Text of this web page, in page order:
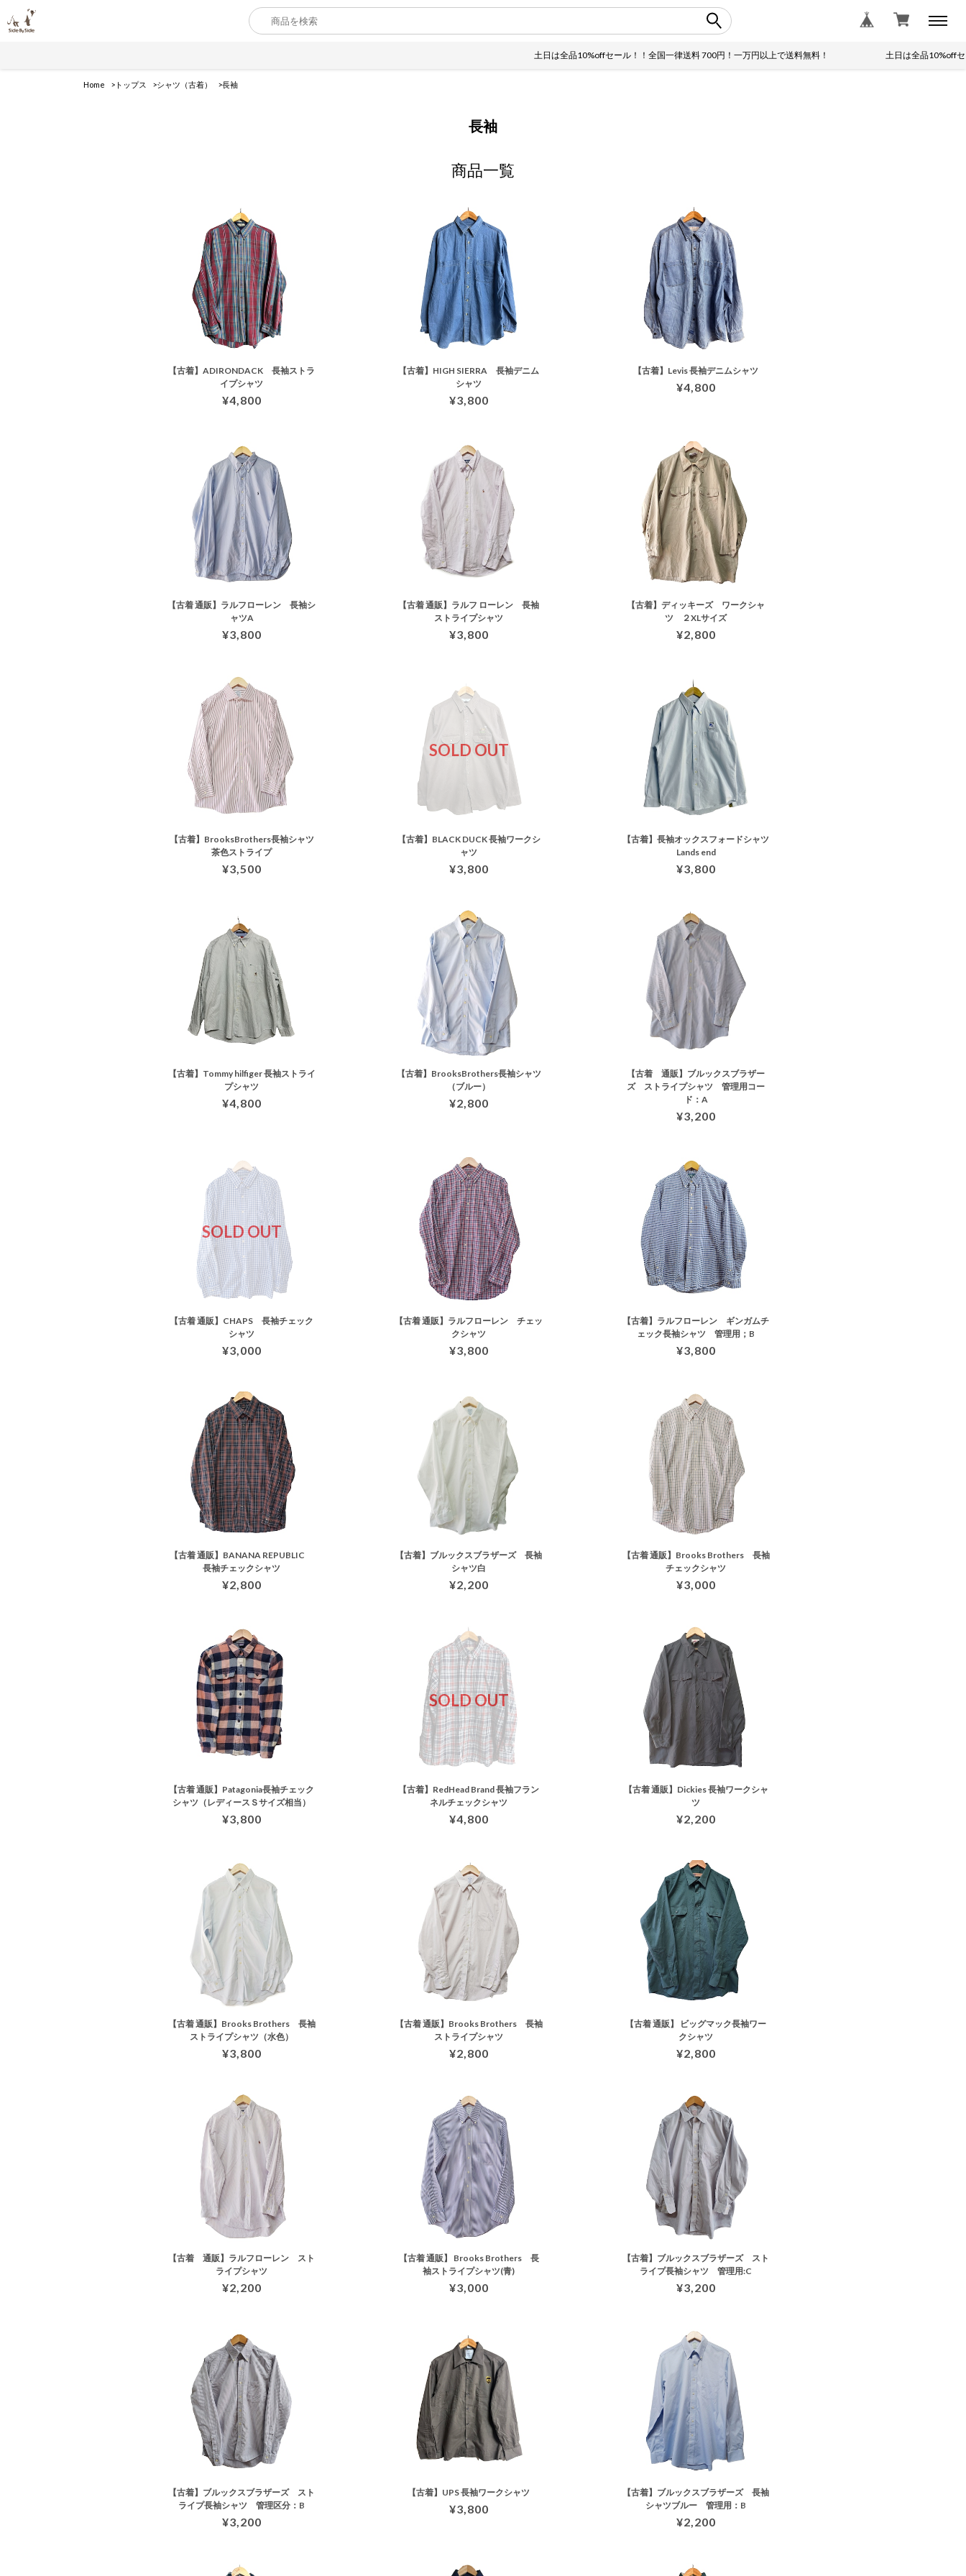
土日は全品10%offセール！！全国一律送料 700円！一万円以上で送料無料！ 土日は全品10%offセール！！
Home トップス シャツ（古着） 長袖
長袖
商品一覧
【古着】ADIRONDACK 長袖ストラ
イプシャツ
¥4,800
【古着】HIGH SIERRA 長袖デニム
シャツ
¥3,800
【古着】Levis 長袖デニムシャツ
¥4,800
【古着 通販】ラルフローレン 長袖シ
ャツA
¥3,800
【古着 通販】ラルフ ローレン 長袖
ストライプシャツ
¥3,800
【古着】ディッキーズ ワークシャ
ツ ２XLサイズ
¥2,800
【古着】BrooksBrothers長袖シャツ
茶色ストライプ
¥3,500
SOLD OUT
【古着】BLACK DUCK 長袖ワークシ
ャツ
¥3,800
【古着】長袖オックスフォードシャツ
Lands end
¥3,800
【古着】Tommy hilfiger 長袖ストライ
プシャツ
¥4,800
【古着】BrooksBrothers長袖シャツ
（ブルー）
¥2,800
【古着 通販】ブルックスブラザー
ズ ストライプシャツ 管理用コー
ド：A
¥3,200
SOLD OUT
【古着 通販】CHAPS 長袖チェック
シャツ
¥3,000
【古着 通販】ラルフローレン チェッ
クシャツ
¥3,800
【古着】ラルフローレン ギンガムチ
ェック長袖シャツ 管理用；B
¥3,800
【古着 通販】BANANA REPUBLIC
長袖チェックシャツ
¥2,800
【古着】ブルックスブラザーズ 長袖
シャツ白
¥2,200
【古着 通販】Brooks Brothers 長袖
チェックシャツ
¥3,000
【古着 通販】Patagonia長袖チェック
シャツ（レディースＳサイズ相当）
¥3,800
SOLD OUT
【古着】RedHead Brand 長袖フラン
ネルチェックシャツ
¥4,800
【古着 通販】Dickies 長袖ワークシャ
ツ
¥2,200
【古着 通販】Brooks Brothers 長袖
ストライプシャツ（水色）
¥3,800
【古着 通販】Brooks Brothers 長袖
ストライプシャツ
¥2,800
【古着 通販】 ビッグマック長袖ワー
クシャツ
¥2,800
【古着 通販】ラルフローレン スト
ライプシャツ
¥2,200
【古着 通販】 Brooks Brothers 長
袖ストライプシャツ(青)
¥3,000
【古着】ブルックスブラザーズ スト
ライプ長袖シャツ 管理用:C
¥3,200
【古着】ブルックスブラザーズ スト
ライプ長袖シャツ 管理区分：B
¥3,200
【古着】UPS 長袖ワークシャツ
¥3,800
【古着】ブルックスブラザーズ 長袖
シャツブルー 管理用：B
¥2,200